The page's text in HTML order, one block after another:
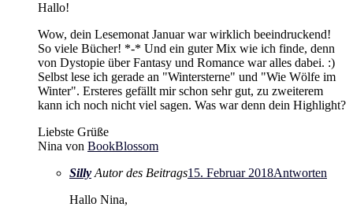
Hallo!
Wow, dein Lesemonat Januar war wirklich beeindruckend!
So viele Bücher! *-* Und ein guter Mix wie ich finde, denn
von Dystopie über Fantasy und Romance war alles dabei. :)
Selbst lese ich gerade an "Wintersterne" und "Wie Wölfe im
Winter". Ersteres gefällt mir schon sehr gut, zu zweiterem
kann ich noch nicht viel sagen. Was war denn dein Highlight?
Liebste Grüße
Nina von BookBlossom
Silly Autor des Beitrags15. Februar 2018Antworten
Hallo Nina,